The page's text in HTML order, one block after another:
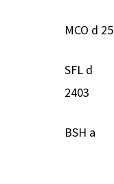
MCO d 25
SFL d
2403
BSH a